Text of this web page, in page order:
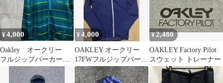
¥4,000
Oakley オークリー
フルジップパーカー
タイト y2k ボーダ
ー 好配色
¥4,000
OAKLEY オークリー
17FWフルジップパーカ
ーM
¥2,480
OAKLEY Factory Pilot
スウェット トレーナー